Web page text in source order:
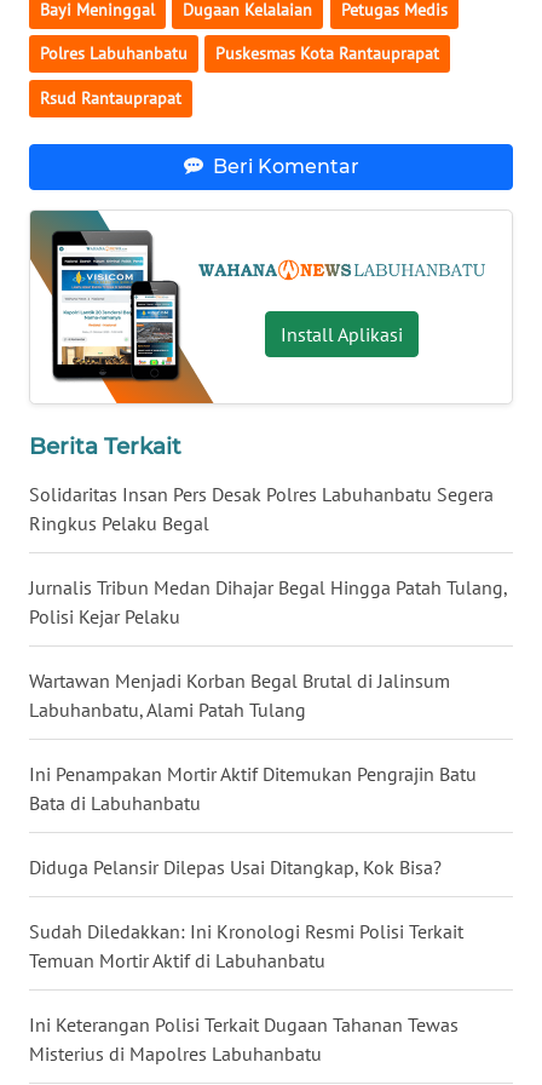
Bayi Meninggal Dugaan Kelalaian Petugas Medis
Polres Labuhanbatu Puskesmas Kota Rantauprapat
Rsud Rantauprapat
Beri Komentar
Install Aplikasi
Berita Terkait
Solidaritas Insan Pers Desak Polres Labuhanbatu Segera
Ringkus Pelaku Begal
Jurnalis Tribun Medan Dihajar Begal Hingga Patah Tulang,
Polisi Kejar Pelaku
Wartawan Menjadi Korban Begal Brutal di Jalinsum
Labuhanbatu, Alami Patah Tulang
Ini Penampakan Mortir Aktif Ditemukan Pengrajin Batu
Bata di Labuhanbatu
Diduga Pelansir Dilepas Usai Ditangkap, Kok Bisa? ‎
Sudah Diledakkan: Ini Kronologi Resmi Polisi Terkait
Temuan Mortir Aktif di Labuhanbatu
Ini Keterangan Polisi Terkait Dugaan Tahanan Tewas
Misterius di Mapolres Labuhanbatu
WN
KALTENG
WN
KALTARA
WN
KALSEL
WN
KALTIM
WN
SULSEL
GORONTALO
SULUT
WN
MALUKU
WN
MALUT
WN
DAIRI
WN
TOBA
WN
NIAS